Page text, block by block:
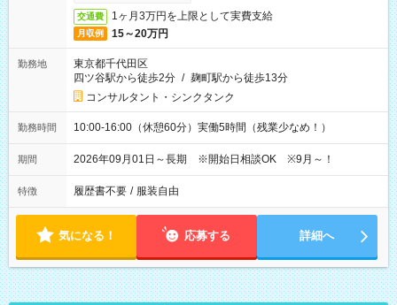
交通費 1ヶ月3万円を上限として実費支給
月収例 15～20万円
勤務地
東京都千代田区
四ツ谷駅から徒歩2分 / 麹町駅から徒歩13分
コンサルタント・シンクタンク
勤務時間 10:00-16:00（休憩60分）実働5時間（残業少なめ！）
期間 2026年09月01日～長期 ※開始日相談OK ※9月～！
特徴 履歴書不要 / 服装自由
気になる！ 応募する 詳細へ